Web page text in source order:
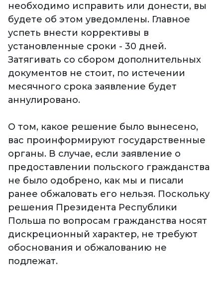
необходимо исправить или донести, вы
будете об этом уведомлены. Главное
успеть внести коррективы в
установленные сроки - 30 дней.
Затягивать со сбором дополнительных
документов не стоит, по истечении
месячного срока заявление будет
аннулировано.
О том, какое решение было вынесено,
вас проинформируют государственные
органы. В случае, если заявление о
предоставлении польского гражданства
не было одобрено, как мы и писали
ранее обжаловать его нельзя. Поскольку
решения Президента Республики
Польша по вопросам гражданства носят
дискреционный характер, не требуют
обоснования и обжалованию не
подлежат.